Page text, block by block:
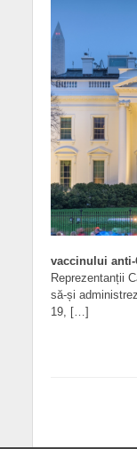
vaccinului anti-
Reprezentanții
să-și
19, […]